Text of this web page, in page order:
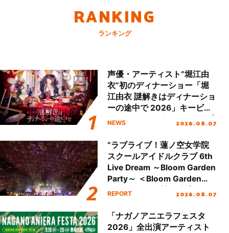
RANKING
ランキング
声優・アーティスト“堀江由
衣”初のディナーショー「堀
江由衣 謎解きはディナーショ
ーの途中で 2026」キービジ
ュアル＆グッズラインナップ
NEWS 2026.08.07
“ラブライブ！蓮ノ空女学院
スクールアイドルクラブ 6th
Live Dream ～Bloom Garden
Party～ ＜Bloom Garden
Party Stage／埼玉公演＞”
REPORT 2026.08.07
「ナガノアニエラフェスタ
2026」全出演アーティスト